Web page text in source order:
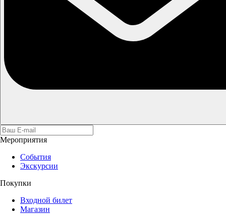
Мероприятия
События
Экскурсии
Покупки
Входной билет
Магазин